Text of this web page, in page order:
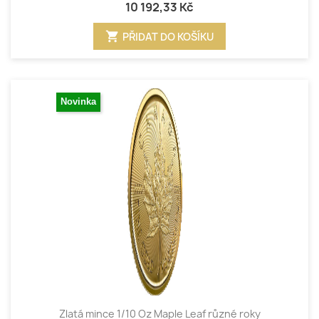
10 192,33 Kč
shopping_cart PŘIDAT DO KOŠÍKU
Novinka
Zlatá mince 1/10 Oz Maple Leaf různé roky